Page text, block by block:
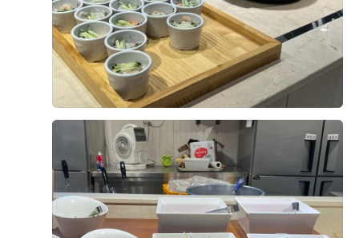
서 인원수에 비해 혼잡함이 덜했고, 시간 압박이나 자리가
부족한 현상 없이 식사가 순조롭게 진행되었습니다. 음식
맛도 괜찮아서 하객분들의 만족도가 높았습니다. 우려했던
본식 스냅이나 하객 동선 문제없이 전반적으로 꽤나 만족
쪽으로 예식장을 알아보시는 분들한테 작은 도움이 되기를
바라며... 시작합니다. [웨딩홀] 저는 결혼준비를 하면서
생각했던 홀은 무조건 밝은 홀!! 이였는데요. 아는 언니가
디엠씨웨딩 그랜드볼룸홀에서 결혼을 해서 알던 곳이였어
던 찰나에 알아보니 25년부터 시작한 신상 베뉴가 있더라
구요! 바로 펠리체홀이였는데요~ 제가 가장 반했던 부분은
LED스크린이였어요. 다른 홀들은 빔프로젝트 마냥 스크린
이 작았는데 펠리체홀은 66인치 전면 스크린에 식이 시작
되는 순간 양 옆에 신랑,신부 사진을 내내 크게 띄운채 진행
이 되어 매우 흡족했답니다. 버진로드는 22M에요~ 키가
커서 긴 버진로드를 원했는데 딱이였죠 ㅎㅎ 생화비율이
더 보기
후기가 도움이 되었나요?
00 계약후기
2026-07-09 37명 읽음 + 블로그